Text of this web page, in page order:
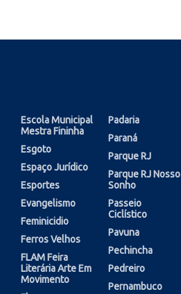
Escola Municipal
Mestra Fininha
Esgoto
Espaço Jurídico
Esportes
Evangelismo
Feminicidio
Ferros Velhos
FLAM Feira
Literária Arte Em
Movimento
Padaria
Paraná
Parque RJ
Parque RJ Nosso
Sonho
Passeio
Ciclístico
Pavuna
Pechincha
Pedreiro
Pernambuco